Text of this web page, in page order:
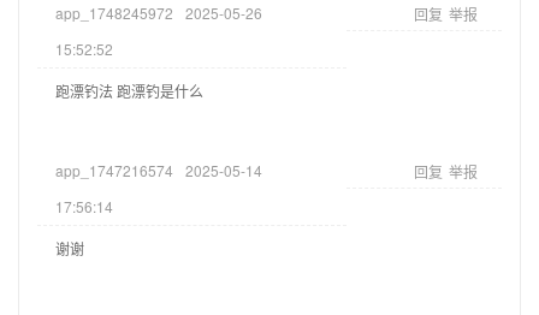
app_1748245972
2025-05-26
15:52:52
回复 举报
跑漂钓法 跑漂钓是什么
app_1747216574
2025-05-14
17:56:14
回复 举报
谢谢